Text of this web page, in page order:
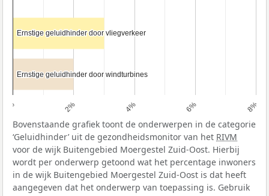
0% 2% 4% 6% 8%
Ernstige geluidhinder door vliegverkeer
Ernstige geluidhinder door vliegverkeer
Ernstige geluidhinder door windturbines
Ernstige geluidhinder door windturbines
Bovenstaande grafiek toont de onderwerpen in de categorie
‘Geluidhinder’ uit de gezondheidsmonitor van het RIVM
voor de wijk Buitengebied Moergestel Zuid-Oost. Hierbij
wordt per onderwerp getoond wat het percentage inwoners
in de wijk Buitengebied Moergestel Zuid-Oost is dat heeft
aangegeven dat het onderwerp van toepassing is. Gebruik